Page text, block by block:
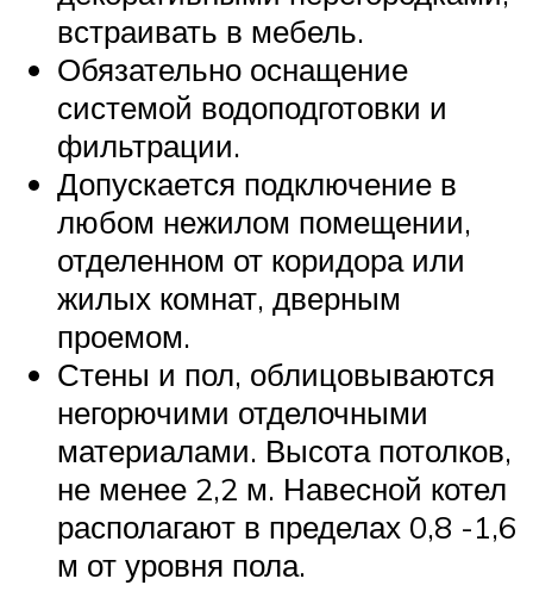
встраивать в мебель.
Обязательно оснащение
системой водоподготовки и
фильтрации.
Допускается подключение в
любом нежилом помещении,
отделенном от коридора или
жилых комнат, дверным
проемом.
Стены и пол, облицовываются
негорючими отделочными
материалами. Высота потолков,
не менее 2,2 м. Навесной котел
располагают в пределах 0,8 -1,6
м от уровня пола.